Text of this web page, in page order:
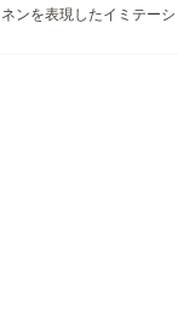
ンを表現したイミテーシ